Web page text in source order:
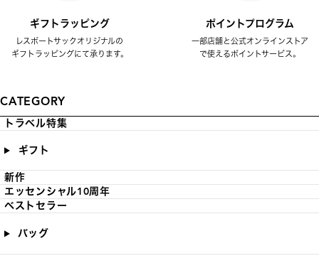
ギフトラッピング
レスポートサックオリジナルの
ギフトラッピングにて承ります。
ポイントプログラム
一部店舗と公式オンラインストア
で使えるポイントサービス。
CATEGORY
トラベル特集
ギフト
新作
エッセンシャル10周年
ベストセラー
バッグ